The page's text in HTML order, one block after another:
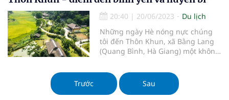
thiên nhiên và đam mê khám phá
những nét đẹp nơi núi rừng Tây
20:40 | 20/06/2023
Du lịch
Những ngày Hè nóng nực chúng
tôi đến Thôn Khun, xã Bằng Lang
(Quang Bình, Hà Giang) một không
bí ẩn giữa núi rừng và sông suối
mát lành. Như một nàng tiên mơ
màng ngủ giữa núi rừng thôn
Trước Sau